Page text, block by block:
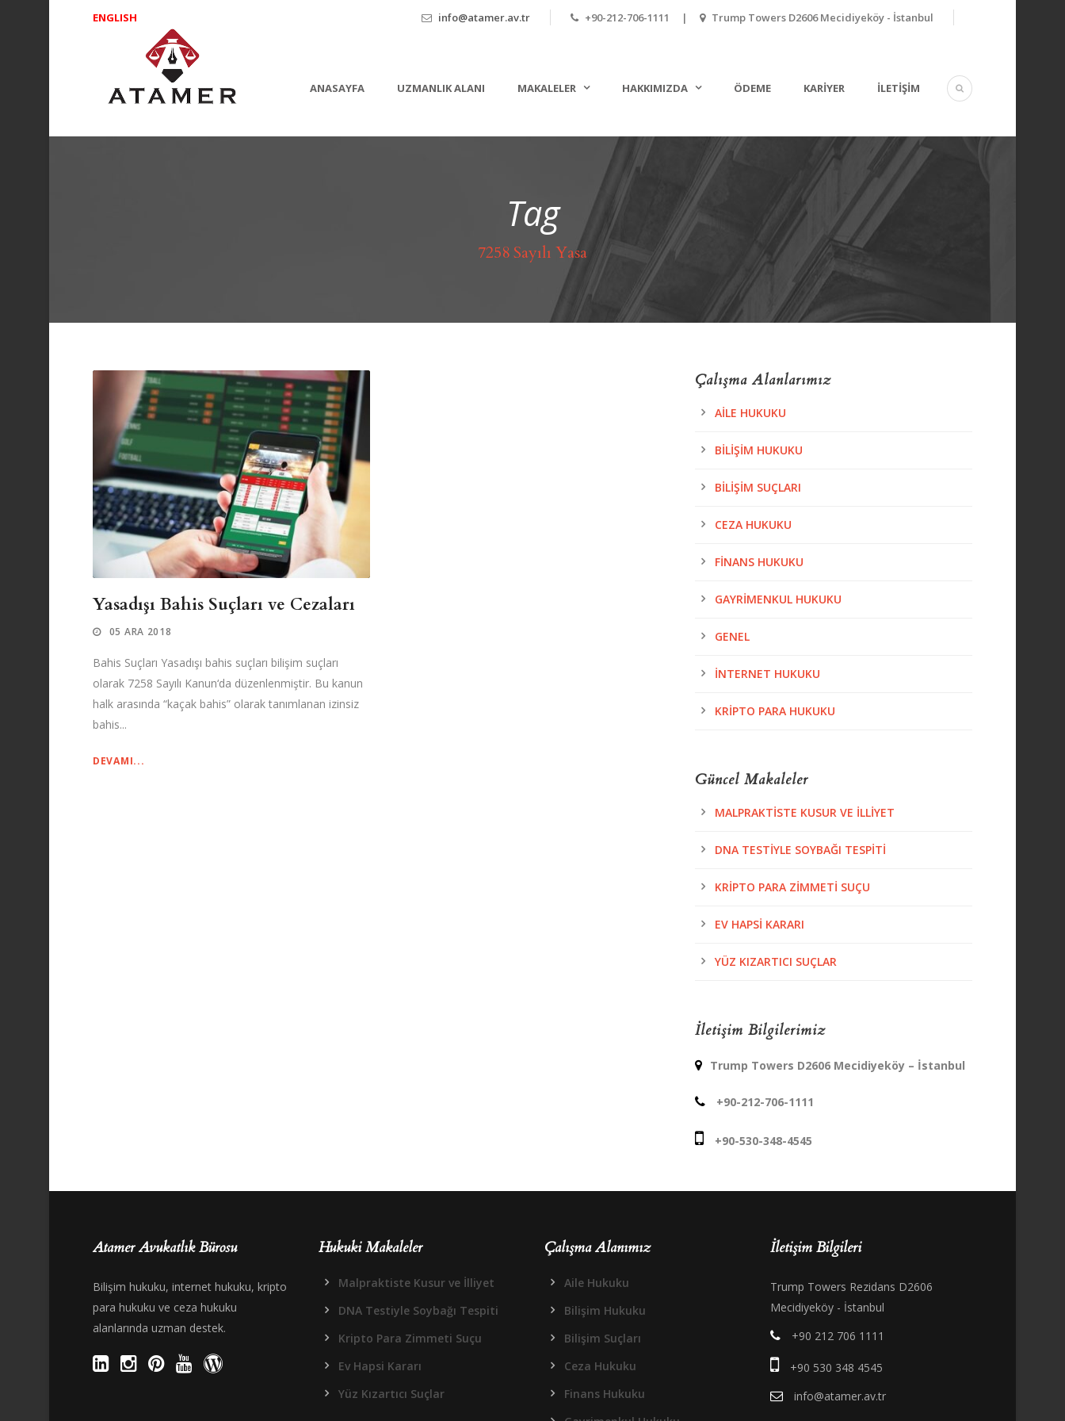
ENGLISH info@atamer.av.tr +90-212-706-1111 | Trump Towers D2606 Mecidiyeköy - İstanbul
ANASAYFA UZMANLIK ALANI MAKALELER HAKKIMIZDA ÖDEME KARİYER İLETİŞİM
Tag
7258 Sayılı Yasa
Yasadışı Bahis Suçları ve Cezaları
05 ARA 2018
Bahis Suçları Yasadışı bahis suçları bilişim suçları
olarak 7258 Sayılı Kanun‘da düzenlenmiştir. Bu kanun
halk arasında “kaçak bahis” olarak tanımlanan izinsiz
bahis...
DEVAMI...
Çalışma Alanlarımız
AILE HUKUKU
BILIŞIM HUKUKU
BILIŞIM SUÇLARI
CEZA HUKUKU
FINANS HUKUKU
GAYRIMENKUL HUKUKU
GENEL
İNTERNET HUKUKU
KRIPTO PARA HUKUKU
Güncel Makaleler
MALPRAKTISTE KUSUR VE İLLIYET
DNA TESTIYLE SOYBAĞI TESPITI
KRIPTO PARA ZIMMETI SUÇU
EV HAPSI KARARI
YÜZ KIZARTICI SUÇLAR
İletişim Bilgilerimiz
Trump Towers D2606 Mecidiyeköy – İstanbul
+90-212-706-1111
+90-530-348-4545
Atamer Avukatlık Bürosu
Bilişim hukuku, internet hukuku, kripto
para hukuku ve ceza hukuku
alanlarında uzman destek.
Hukuki Makaleler
Malpraktiste Kusur ve İlliyet
DNA Testiyle Soybağı Tespiti
Kripto Para Zimmeti Suçu
Ev Hapsi Kararı
Yüz Kızartıcı Suçlar
Çalışma Alanımız
Aile Hukuku
Bilişim Hukuku
Bilişim Suçları
Ceza Hukuku
Finans Hukuku
İletişim Bilgileri
Trump Towers Rezidans D2606
Mecidiyeköy - İstanbul
+90 212 706 1111
+90 530 348 4545
info@atamer.av.tr